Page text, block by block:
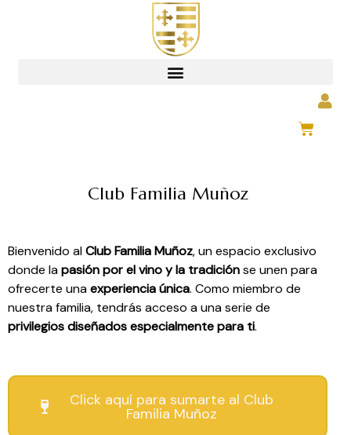
Club Familia Muñoz
Bienvenido alClub Familia Muñoz, un espacio exclusivo
donde lapasión por el vino y la tradiciónse unen para
ofrecerte unaexperiencia única. Como miembro de
nuestra familia, tendrás acceso a una serie de
privilegios diseñados especialmente para ti.
Click aquí para sumarte al Club
Familia Muñoz